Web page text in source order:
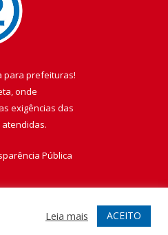
para prefeituras!
onde
exigências das
Pública
Leia mais ACEITO